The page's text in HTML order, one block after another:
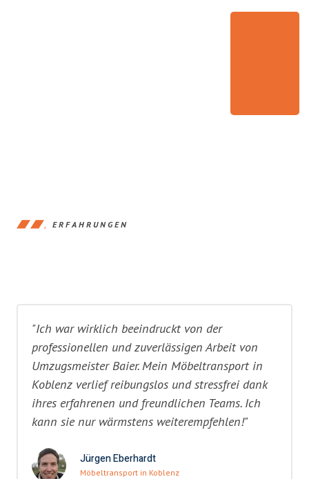
ERFAHRUNGEN
"Ich war wirklich beeindruckt von der
professionellen und zuverlässigen Arbeit von
Umzugsmeister Baier. Mein Möbeltransport in
Koblenz verlief reibungslos und stressfrei dank
ihres erfahrenen und freundlichen Teams. Ich
kann sie nur wärmstens weiterempfehlen!"
Jürgen Eberhardt
Möbeltransport in Koblenz